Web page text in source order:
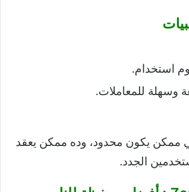
استخدام.
وسهلة للمعاملات.
ممكن يكون محدود، وده ممكن يعقد
الجدد.